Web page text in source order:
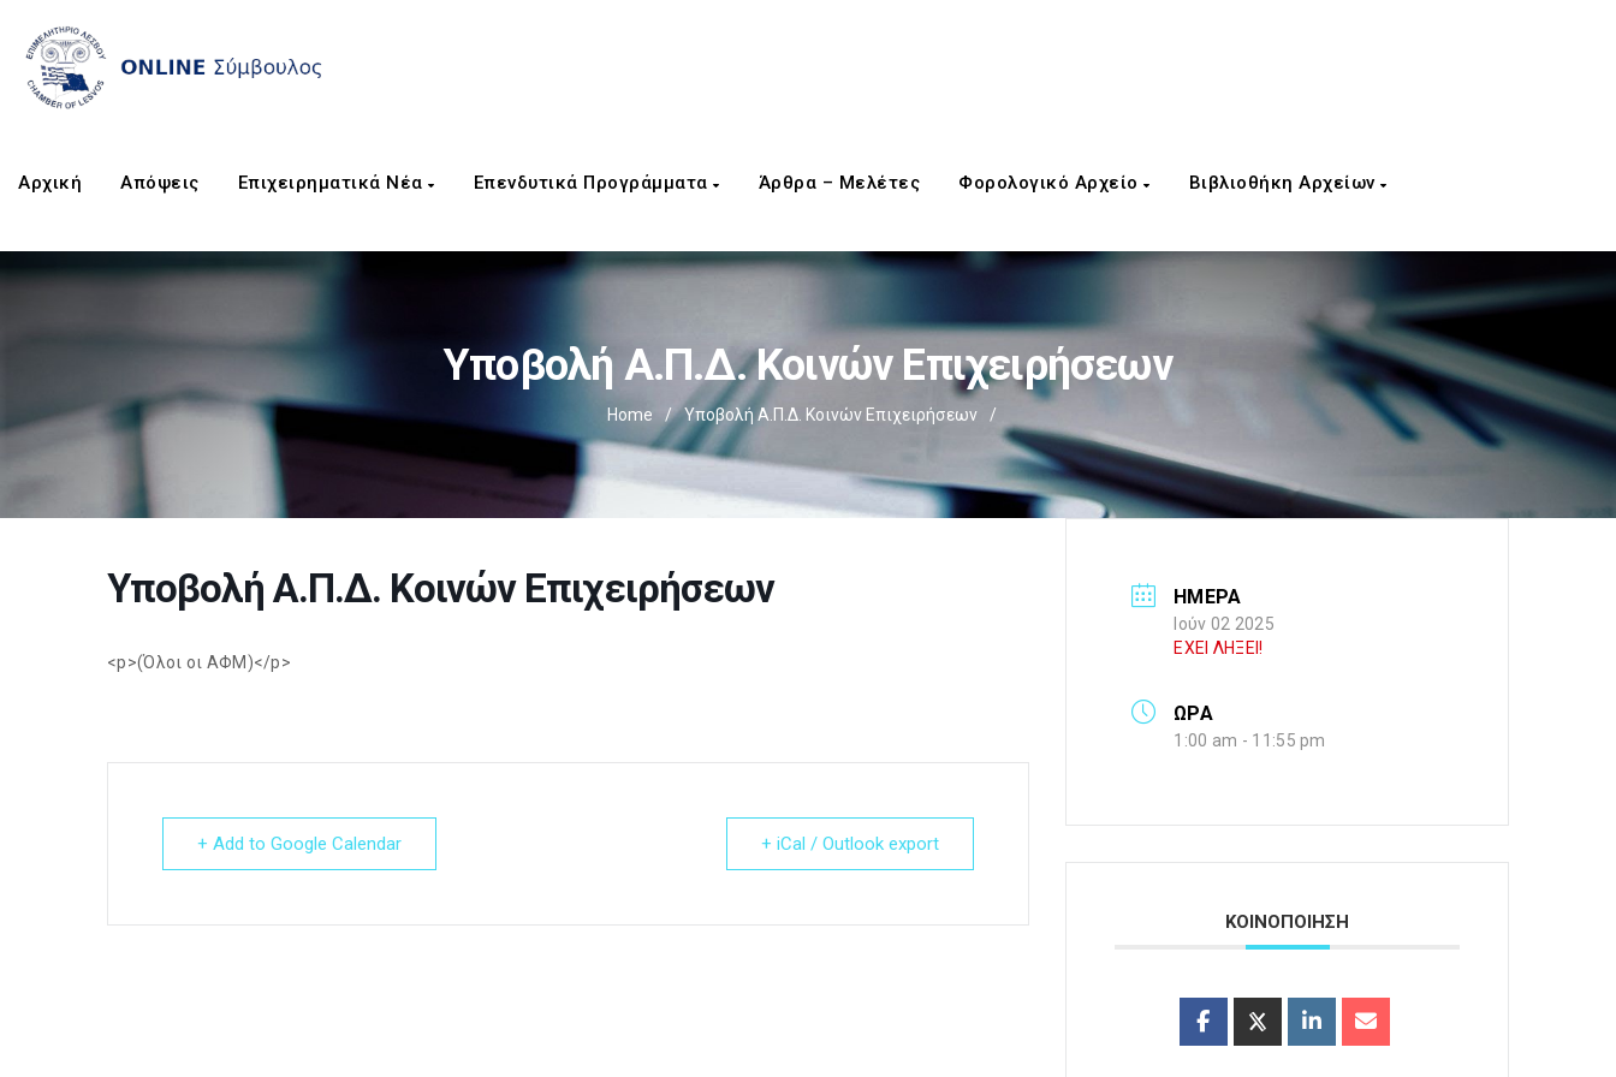
Αρχική Απόψεις Επιχειρηματικά Νέα Επενδυτικά Προγράμματα Άρθρα – Μελέτες Φορολογικό Αρχείο Βιβλιοθήκη Αρχείων
Υποβολή Α.Π.Δ. Κοινών Επιχειρήσεων
Home / Υποβολή Α.Π.Δ. Κοινών Επιχειρήσεων /
Υποβολή Α.Π.Δ. Κοινών Επιχειρήσεων
<p>(Όλοι οι ΑΦΜ)</p>
+ Add to Google Calendar + iCal / Outlook export
ΗΜΕΡΑ
Ιούν 02 2025
ΕΧΕΙ ΛΗΞΕΙ!
ΩΡΑ
1:00 am - 11:55 pm
ΚΟΙΝΟΠΟΙΗΣΗ